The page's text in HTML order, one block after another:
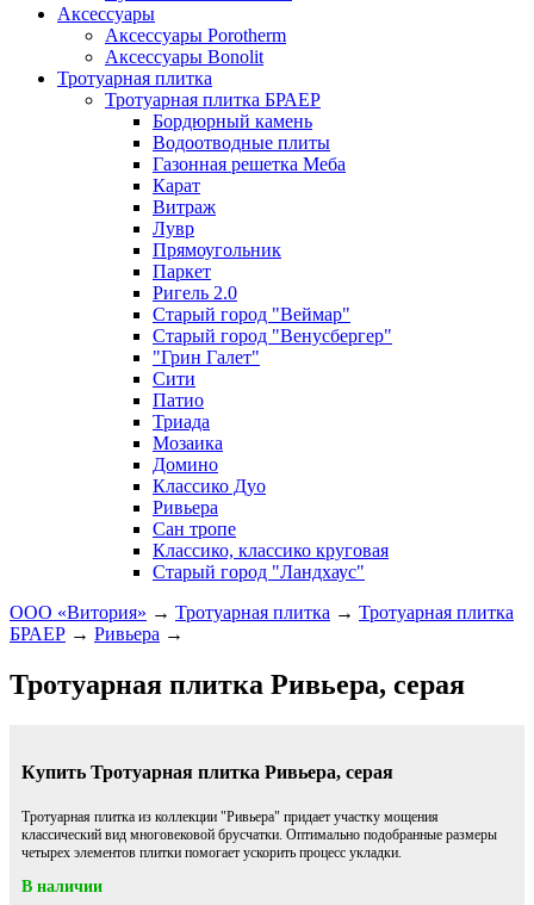
Аксессуары
Аксессуары Porotherm
Аксессуары Bonolit
Тротуарная плитка
Тротуарная плитка БРАЕР
Бордюрный камень
Водоотводные плиты
Газонная решетка Меба
Карат
Витраж
Лувр
Прямоугольник
Паркет
Ригель 2.0
Старый город "Веймар"
Старый город "Венусбергер"
"Грин Галет"
Сити
Патио
Триада
Мозаика
Домино
Классико Дуо
Ривьера
Сан тропе
Классико, классико круговая
Старый город "Ландхаус"
ООО «Витория» → Тротуарная плитка → Тротуарная плитка
БРАЕР → Ривьера →
Тротуарная плитка Ривьера, серая
Купить Тротуарная плитка Ривьера, серая
Тротуарная плитка из коллекции "Ривьера" придает участку мощения
классический вид многовековой брусчатки. Оптимально подобранные размеры
четырех элементов плитки помогает ускорить процесс укладки.
В наличии